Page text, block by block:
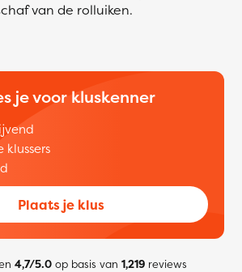
van de rolluiken.
je voor kluskenner
klussers
Plaats je klus
4,7/5.0op basis van 1,219reviews